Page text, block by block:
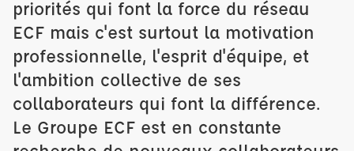
priorités qui font la force du réseau
ECF mais c'est surtout la motivation
professionnelle, l'esprit d'équipe, et
l'ambition collective de ses
collaborateurs qui font la différence.
Le Groupe ECF est en constante